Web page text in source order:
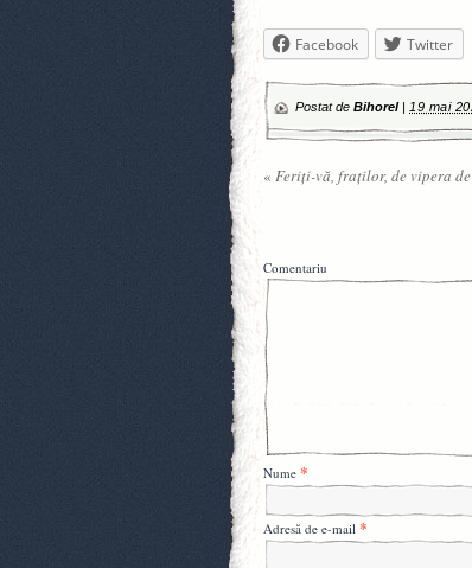
Facebook Twitter
Postat de Bihorel| 19 mai
« Feriți-vă, fraților, de vipera
Comentariu
Nume *
Adresă de e-mail *